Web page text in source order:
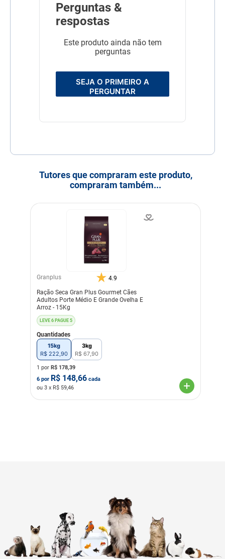
Perguntas &
respostas
Este produto ainda não tem
perguntas
SEJA O PRIMEIRO A
PERGUNTAR
Tutores que compraram este produto,
compraram também...
Granplus 4.9
Ração Seca Gran Plus Gourmet Cães
Adultos Porte Médio E Grande Ovelha E
Arroz - 15Kg
LEVE 6 PAGUE 5
Quantidades
15kg
R$ 222,90
3kg
R$ 67,90
1 por R$ 178,39
6 por R$ 148,66 cada
ou 3 x R$ 59,46